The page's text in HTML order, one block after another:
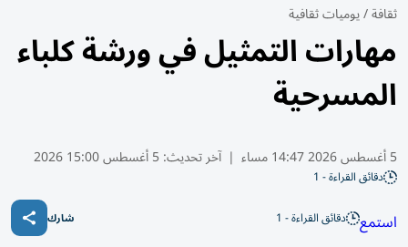
ثقافة/يوميات ثقافية
مهارات التمثيل في ورشة كلباء
المسرحية
5 أغسطس 2026 14:47 مساء | آخر تحديث:5 أغسطس 15:00 2026
دقائق القراءة - 1
استمع دقائق القراءة - 1 شارك